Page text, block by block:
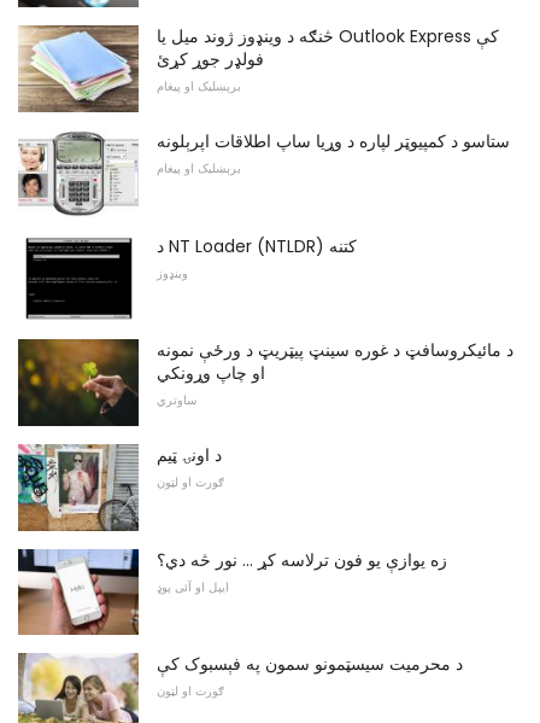
څنګه د وینډوز ژوند میل یا Outlook Express کې
فولډر جوړ کړئ
برېښلیک او پیغام
ستاسو د کمپیوټر لپاره د وړیا ساپ اطلاقات اپرېلونه
برېښلیک او پیغام
د NT Loader (NTLDR) کتنه
وینډوز
د مائیکروسافټ د غوره سینټ پیټریټ د ورځې نمونه
او چاپ وړونکي
ساوتري
د اونۍ ټیم
ګورت او لټون
زه یوازې یو فون ترلاسه کړ ... نور څه دي؟
ایپل او آئی پوډ
د محرمیت سیسټمونو سمون په فېسبوک کې
ګورت او لټون